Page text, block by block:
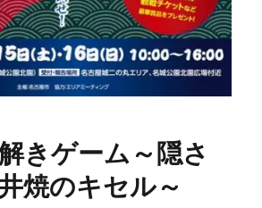
きゲーム～隠さ
焼のキセル～